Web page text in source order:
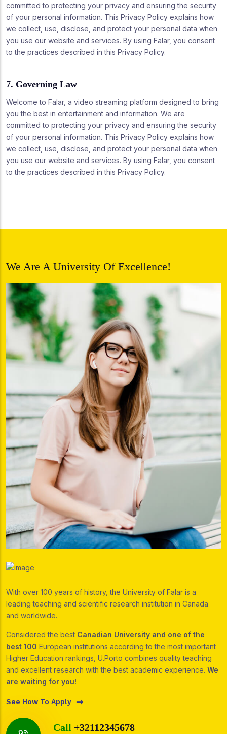
committed to protecting your privacy and ensuring the security
of your personal information. This Privacy Policy explains how
we collect, use, disclose, and protect your personal data when
you use our website and services. By using Falar, you consent
to the practices described in this Privacy Policy.
7. Governing Law
Welcome to Falar, a video streaming platform designed to bring
you the best in entertainment and information. We are
committed to protecting your privacy and ensuring the security
of your personal information. This Privacy Policy explains how
we collect, use, disclose, and protect your personal data when
you use our website and services. By using Falar, you consent
to the practices described in this Privacy Policy.
We Are A University Of Excellence!
With over 100 years of history, the University of Falar is a
leading teaching and scientific research institution in Canada
and worldwide.
Considered the best Canadian University and one of the
best 100 European institutions according to the most important
Higher Education rankings, U.Porto combines quality teaching
and excellent research with the best academic experience. We
are waiting for you!
See How To Apply
Call +32112345678